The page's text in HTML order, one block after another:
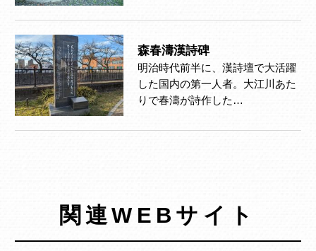
森春濤漢詩碑
明治時代前半に、漢詩壇で大活躍
した国内の第一人者。大江川あた
りで春濤が詩作した…
関連WEBサイト